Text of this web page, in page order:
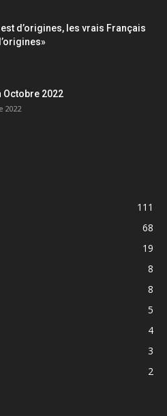
d’origines, les vrais Français
Octobre 2022
2022
111
68
19
8
8
5
4
3
2